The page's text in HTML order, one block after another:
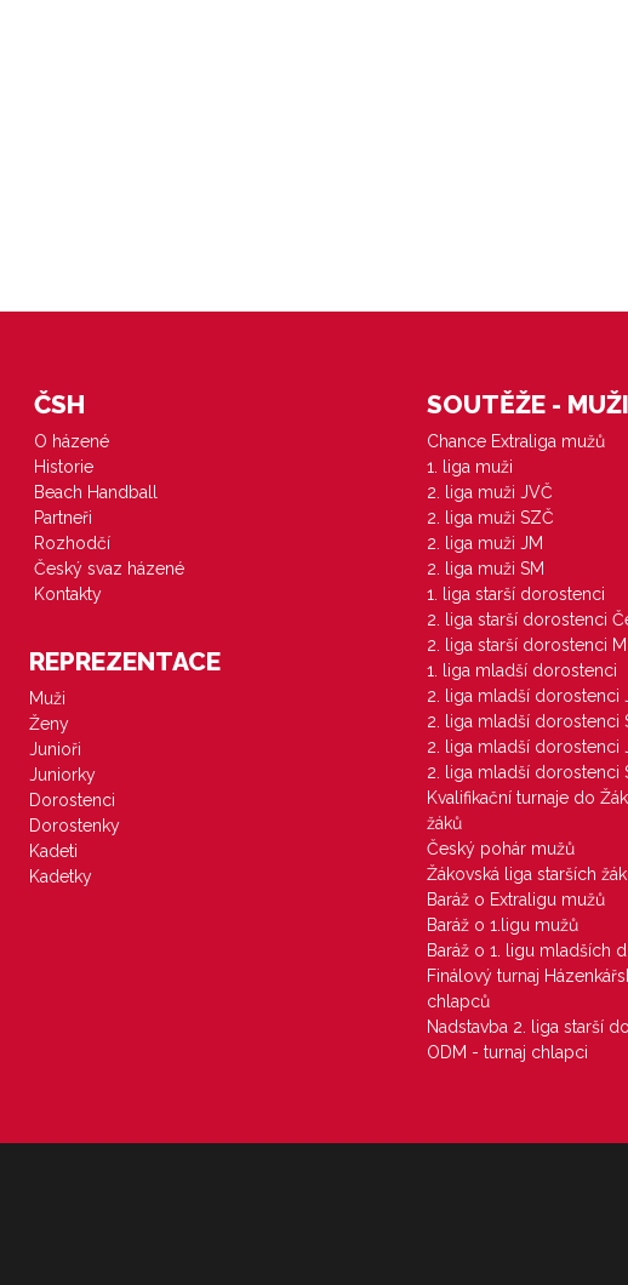
ČSH
O házené
Historie
Beach Handball
Partneři
Rozhodčí
Český svaz házené
Kontakty
REPREZENTACE
Muži
Ženy
Junioři
Juniorky
Dorostenci
Dorostenky
Kadeti
Kadetky
SOUTĚŽE - MUŽI
Chance Extraliga mužů
1. liga muži
2. liga muži JVČ
2. liga muži SZČ
2. liga muži JM
2. liga muži SM
1. liga starší dorostenci
2. liga starší dorostenci
2. liga starší dorostenci
1. liga mladší dorostenci
2. liga mladší dorostenci
2. liga mladší dorostenci
2. liga mladší dorostenci
2. liga mladší dorostenci
Kvalifikační turnaje do
žáků
Český pohár mužů
Žákovská liga starších
Baráž o Extraligu mužů
Baráž o 1.ligu mužů
Baráž o 1. ligu mladších
Finálový turnaj
chlapců
Nadstavba 2. liga starší
ODM - turnaj chlapci